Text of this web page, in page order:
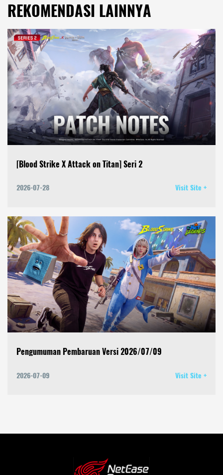
REKOMENDASI LAINNYA
[Blood Strike X Attack on Titan] Seri 2
2026-07-28 Visit Site +
Pengumuman Pembaruan Versi 2026/07/09
2026-07-09 Visit Site +